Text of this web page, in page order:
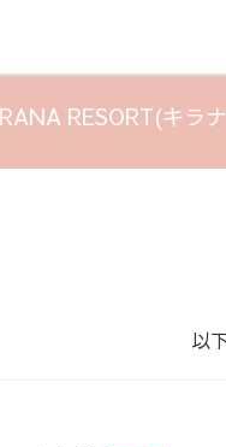
RESORT(キラ
以